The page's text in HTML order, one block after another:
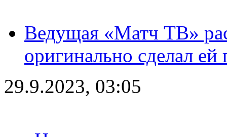
Ведущая «Матч ТВ»
оригинально сделал ей
29.9.2023, 03:05